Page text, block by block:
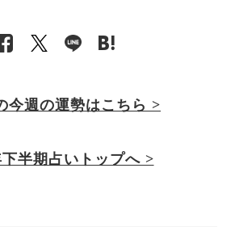
今週の運勢はこちら >
下半期占いトップへ >